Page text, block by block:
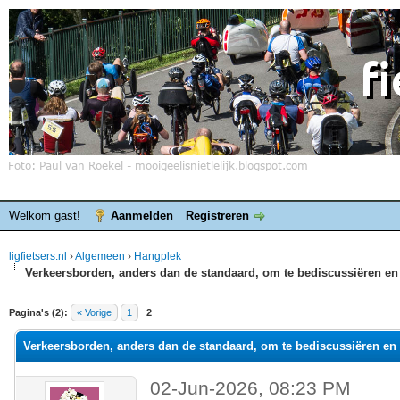
Welkom gast! Aanmelden Registreren
ligfietsers.nl ›Algemeen › Hangplek
Verkeersborden, anders dan de standaard, om te bediscussiëren
Pagina's (2): « Vorige 1 2
waardering is 0
Verkeersborden, anders dan de standaard, om te bediscussiëren en
02-Jun-2026, 08:23 PM